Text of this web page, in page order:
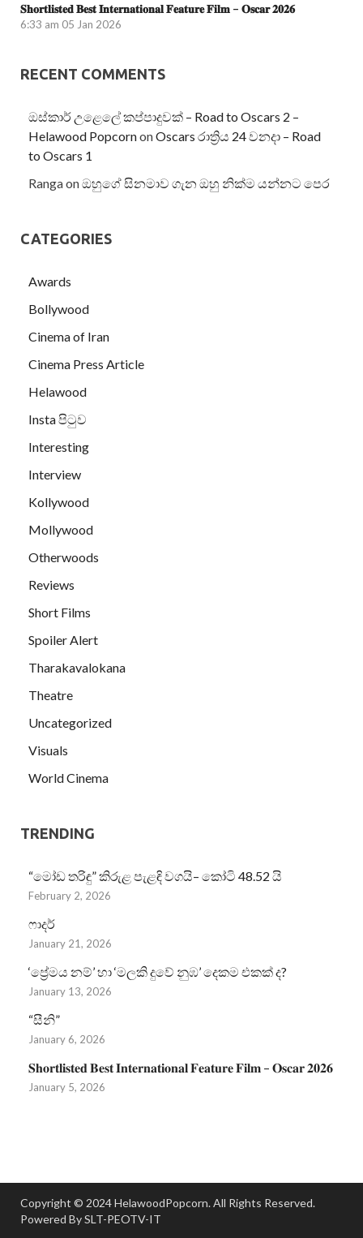
𝐒𝐡𝐨𝐫𝐭𝐥𝐢𝐬𝐭𝐞𝐝 𝐁𝐞𝐬𝐭 𝐈𝐧𝐭𝐞𝐫𝐧𝐚𝐭𝐢𝐨𝐧𝐚𝐥 𝐅𝐞𝐚𝐭𝐮𝐫𝐞 𝐅𝐢𝐥𝐦 – 𝐎𝐬𝐜𝐚𝐫 𝟐𝟎𝟐𝟔
6:33 am 05 Jan 2026
RECENT COMMENTS
ඔස්කාර් උළෙලේ කප්පාදුවක් – Road to Oscars 2 –
Helawood PopcornonOscars රාත්‍රිය 24 වනදා – Road
to Oscars 1
Rangaonඔහුගේ සිනමාව ගැන ඔහු නික්ම යන්නට පෙර
CATEGORIES
Awards
Bollywood
Cinema of Iran
Cinema Press Article
Helawood
Insta පිටුව
Interesting
Interview
Kollywood
Mollywood
Otherwoods
Reviews
Short Films
Spoiler Alert
Tharakavalokana
Theatre
Uncategorized
Visuals
World Cinema
TRENDING
“මෝඩ තරිඳු” කිරුළ පැළඳි වගයි– කෝටි 48.52 යි
February 2, 2026
ෆාදර්
January 21, 2026
‘ප්‍රේමය නම්’ හා ‘මලකි දුවේ නුඹ’ දෙකම එකක් ද?
January 13, 2026
“සීනි”
January 6, 2026
𝐒𝐡𝐨𝐫𝐭𝐥𝐢𝐬𝐭𝐞𝐝 𝐁𝐞𝐬𝐭 𝐈𝐧𝐭𝐞𝐫𝐧𝐚𝐭𝐢𝐨𝐧𝐚𝐥 𝐅𝐞𝐚𝐭𝐮𝐫𝐞 𝐅𝐢𝐥𝐦 – 𝐎𝐬𝐜𝐚𝐫 𝟐𝟎𝟐𝟔
January 5, 2026
Copyright © 2024 HelawoodPopcorn. All Rights Reserved.
Powered By SLT-PEOTV-IT